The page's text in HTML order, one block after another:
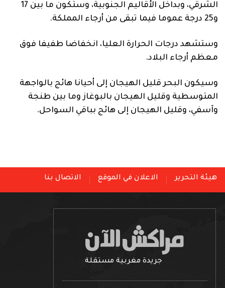
الشرقي، وبداخل الأقاليم الجنوبية، وستكون ما بين 17
و25 درجة عموما فيما تبقى من أرجاء المملكة.
وستشهد درجات الحرارة العليا، انخفاضا طفيفا فوق
معظم أرجاء البلاد.
وسيكون البحر قليل الهيجان إلى أحيانا هائج بالواجهة
المتوسطية وقليل الهيجان بالبوغاز وما بين طنجة
وآسفي، وقليل الهيجان إلى هائج بباقي السواحل.
هيئة التحرير الاعلان في الموقع الاتصال بنا
جريدة مغربية مستقلة